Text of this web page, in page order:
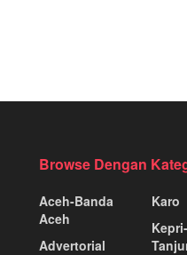
Browse Dengan
Aceh-Banda
Aceh
Advertorial
Karo
Kepri-